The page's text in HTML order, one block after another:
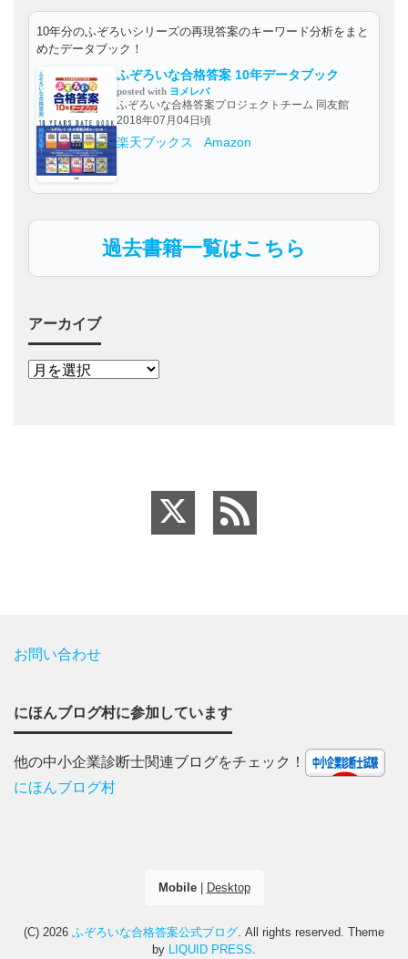
10年分のふぞろいシリーズの再現答案のキーワード分析をまと
めたデータブック！
ふぞろいな合格答案 10年データブック
posted with ヨメレバ
ふぞろいな合格答案プロジェクトチーム 同友館
2018年07月04日頃
楽天ブックス Amazon
過去書籍一覧はこちら
アーカイブ
お問い合わせ
にほんブログ村に参加しています
他の中小企業診断士関連ブログをチェック！
にほんブログ村
Mobile| Desktop
(C) 2026 ふぞろいな合格答案公式ブログ . All rights reserved. Theme
by LIQUID PRESS